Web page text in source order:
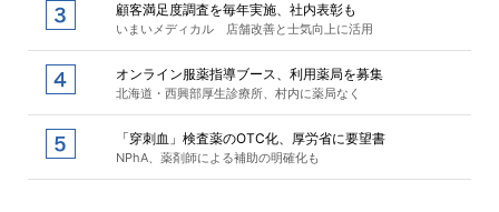
顧客満足度調査を毎年実施、社内表彰も
いまいメディカル 店舗改善と士気向上に活用
オンライン服薬指導ブース、利用薬局を募集
北海道・西興部厚生診療所、村内に薬局なく
「穿刺血」検査薬のOTC化、厚労省に要望書
NPhA、薬剤師による補助の明確化も